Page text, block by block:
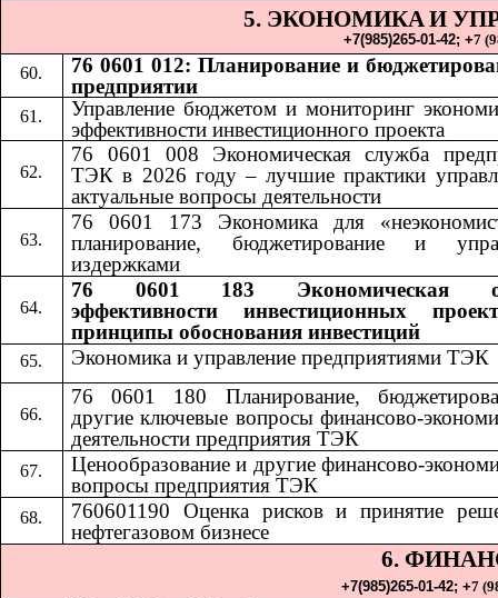
5. ЭКОНОМИКА И
+7(985)265-01-42;​​+7
76 0601 012: Планирование и
предприятии
Управление бюджетом и мониторинг
эффективности инвестиционного проекта
76 0601 008 Экономическая служба
ТЭК в 2026 году – лучшие практики
актуальные вопросы деятельности
76 0601 173 Экономика для
планирование, бюджетирование и
издержками
76 0601 183 Экономическая
эффективности инвестиционных
принципы обоснования инвестиций
Экономика и управление предприятиями ТЭК
76 0601 180 Планирование,
другие ключевые вопросы финансово-
деятельности предприятия ТЭК
Ценообразование и другие финансово-
вопросы предприятия ТЭК
760601190 Оценка рисков и принятие
нефтегазовом бизнесе
6.
+7(985)265-01-42;​​ +7